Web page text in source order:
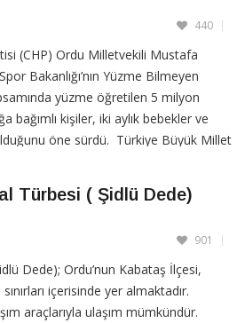
440
(CHP) Ordu Milletvekili Mustafa
Bakanlığı’nın Yüzme Bilmeyen
yüzme öğretilen 5 milyon
bağımlı kişiler, iki aylık bebekler ve
öne sürdü. Türkiye Büyük Millet
Türbesi ( Şidlü Dede)
901
Dede); Ordu’nun Kabataş İlçesi,
içerisinde yer almaktadır.
araçlarıyla ulaşım mümkündür.